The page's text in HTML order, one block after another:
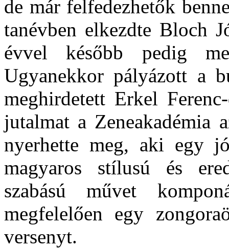
de már felfedezhetők
tanévben elkezdte Bloch
évvel később pedig
Ugyanekkor pályázott a
meghirdetett Erkel
jutalmat a Zeneakadémia
nyerhet­te meg, aki egy
magyaros stílusú és
szabású művet
megfelelően egy
versenyt.